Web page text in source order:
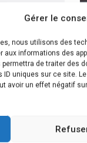
Gérer le
nous utilisons des
informations des
de traiter des
uniques sur ce site.
avoir un effet négatif
pour
de